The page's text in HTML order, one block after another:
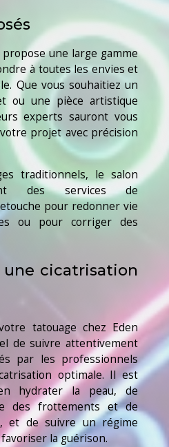
une large gamme
à toutes les envies et
Que vous souhaitiez un
ou une pièce artistique
experts sauront vous
projet avec précision
traditionnels, le salon
des services de
pour redonner vie
ou pour corriger des
une cicatrisation
tatouage chez Eden
de suivre attentivement
par les professionnels
optimale. Il est
hydrater la peau, de
des frottements et de
et de suivre un régime
la guérison.